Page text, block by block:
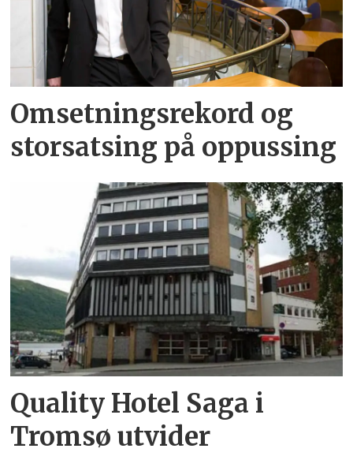
Omsetningsrekord og
storsatsing på oppussing
Quality Hotel Saga i
Tromsø utvider